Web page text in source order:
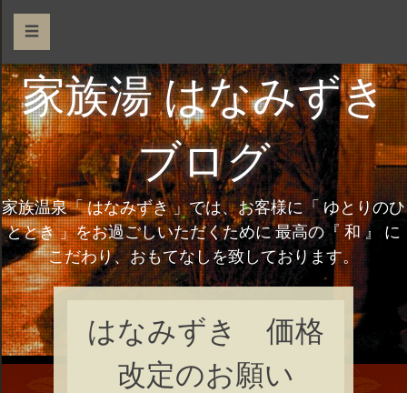
☰
家族湯 はなみずき
ブログ
家族温泉「 はなみずき 」では、お客様に「 ゆとりのひ
ととき 」をお過ごしいただくために 最高の『 和 』 に
こだわり、おもてなしを致しております。
はなみずき 価格
改定のお願い